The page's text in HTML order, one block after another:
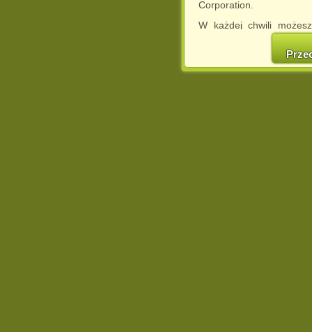
Corporation.
W każdej chwili
cookies w swojej
w naszej
http://chomikuj.pl/